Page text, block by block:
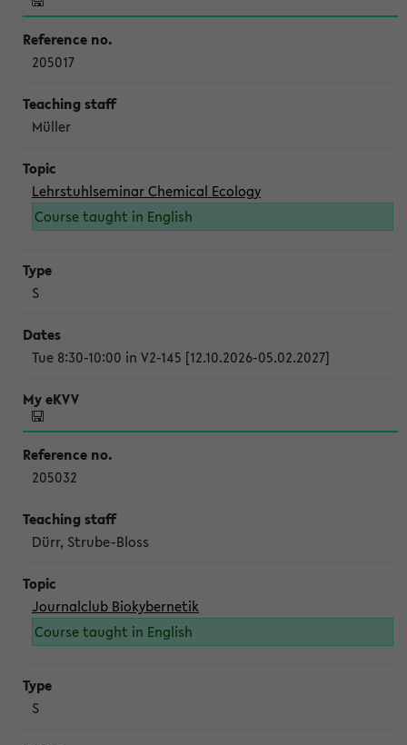
205017
Müller
Lehrstuhlseminar Chemical Ecology
Course taught in English
S
Tue 8:30-10:00 in V2-145 [12.10.2026-05.02.2027]
205032
Dürr, Strube-Bloss
Journalclub Biokybernetik
Course taught in English
S